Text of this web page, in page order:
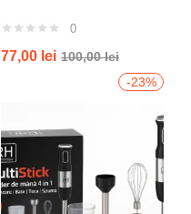
0
77,00 lei 100,00lei
-23%